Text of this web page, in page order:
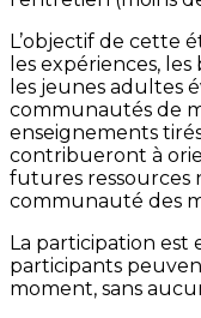
L’objectif de cette
les expériences,
les jeunes adultes
communautés de
enseignements
contribueront à
futures ressources
communauté des
La participation
participants
moment, sans